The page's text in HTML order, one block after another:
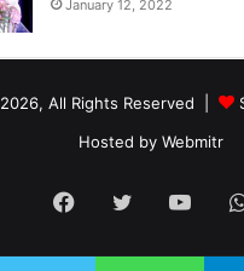
January 12, 2022
All Rights Reserved |
Hosted by Webmitr
Facebook
Twitter